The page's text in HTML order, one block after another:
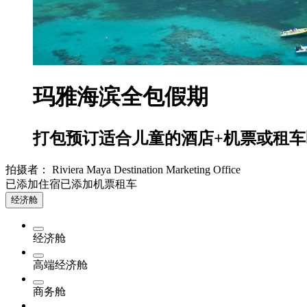
玛雅海滨全包假期
打包预订适合儿童的酒店+机票或租
拍摄者： Riviera Maya Destination Marketing Office
已添加住宿已添加机票租车
经济舱
经济舱
高端经济舱
商务舱